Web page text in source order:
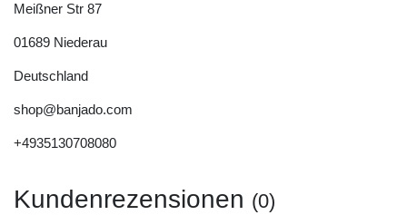
Meißner Str 87
01689 Niederau
Deutschland
shop@banjado.com
+4935130708080
Kundenrezensionen (0)